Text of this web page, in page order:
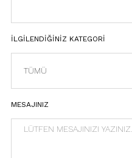
İLGİLENDİĞİNİZ KATEGORİ
MESAJINIZ